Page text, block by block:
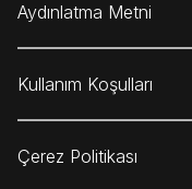
Aydınlatma Metni
Kullanım Koşulları
Çerez Politikası